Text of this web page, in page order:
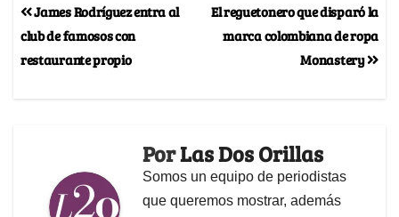
El reguetonero que disparó la
marca colombiana de ropa
Monastery
James Rodríguez entra al
club de famosos con
restaurante propio
PorLas Dos Orillas
Somos un equipo de periodistas
que queremos mostrar, además